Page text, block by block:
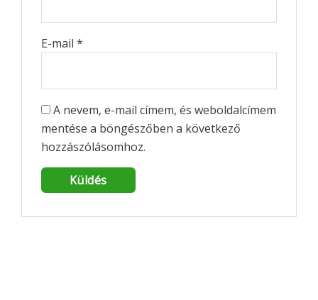
E-mail *
A nevem, e-mail címem, és weboldalcímem
mentése a böngészőben a következő
hozzászólásomhoz.